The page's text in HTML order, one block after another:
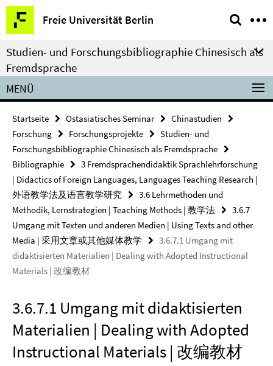
Springe
direkt
zu
Inhalt
Freie Universität Berlin
Service-
Navigation
Studien- und Forschungsbibliographie Chinesisch als
Fremdsprache
MENÜ
Startseite Ostasiatisches Seminar
Chinastudien
Forschung
Forschungsprojekte
Studien- und
Forschungsbibliographie Chinesisch als Fremdsprache
Bibliographie
3 Fremdsprachendidaktik Sprachlehrforschung
| Didactics of Foreign Languages, Languages Teaching Research |
外语教学法及语言教学研究
3.6 Lehrmethoden und
Methodik, Lernstrategien | Teaching Methods | 教学法
3.6.7
Umgang mit Texten und anderen Medien | Using Texts and other
Media | 采用文章或其他媒体教学
3.6.7.1 Umgang mit
didaktisierten Materialien | Dealing with Adopted Instructional
Materials | 改编教材
3.6.7.1 Umgang mit didaktisierten
Materialien | Dealing with Adopted
Instructional Materials | 改编教材